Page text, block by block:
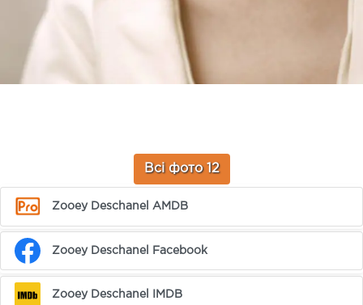
Всі фото 12
Zooey Deschanel AMDB
Zooey Deschanel Facebook
Zooey Deschanel IMDB